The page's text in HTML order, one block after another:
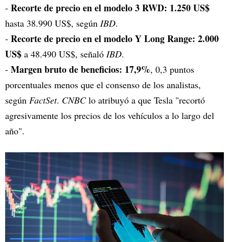
- Recorte de precio en el modelo 3 RWD: 1.250 US$
hasta 38.990 US$, según IBD.
- Recorte de precio en el modelo Y Long Range: 2.000
US$ a 48.490 US$, señaló IBD.
- Margen bruto de beneficios: 17,9%, 0,3 puntos
porcentuales menos que el consenso de los analistas,
según FactSet. CNBClo atribuyó a que Tesla "recortó
agresivamente los precios de los vehículos a lo largo del
año".